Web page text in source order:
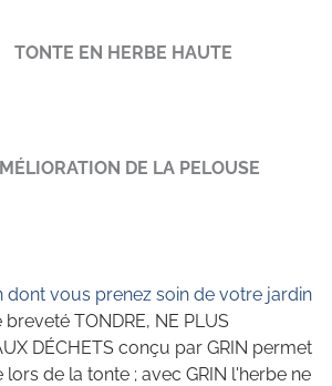
TONTE EN HERBE HAUTE
DE LA PELOUSE
dont vous prenez soin de votre jardin
TONDRE, NE PLUS
DÉCHETS conçu par GRIN permet
de la tonte ; avec GRIN l'herbe ne